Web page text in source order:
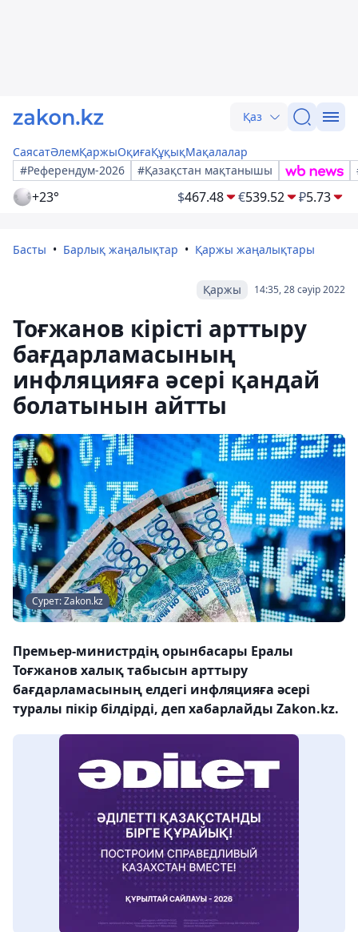
Қаз
СаясатӘлемҚаржыОқиғаҚұқықМақалалар
#Референдум-2026
#Қазақстан мақтанышы
+23° $467.48 €539.52 ₽5.73
Басты Барлық жаңалықтар Қаржы жаңалықтары
14:35, 28 сәуір 2022
Қаржы
Тоғжанов кірісті арттыру
бағдарламасының
инфляцияға әсері қандай
болатынын айтты
Сурет: Zakon.kz
Премьер-министрдің орынбасары Ералы
Тоғжанов халық табысын арттыру
бағдарламасының елдегі инфляцияға әсері
туралы пікір білдірді, деп хабарлайды Zakon.kz.